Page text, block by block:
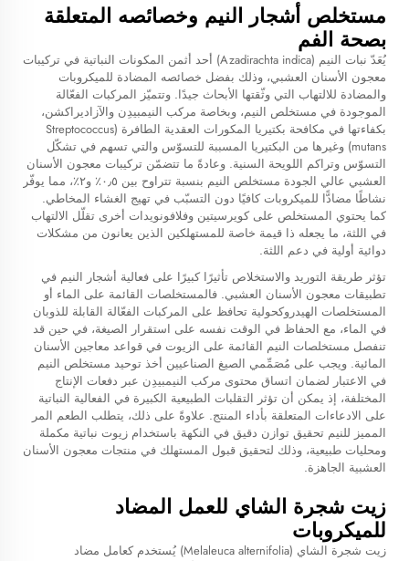
مستخلص أشجار النيم وخصائصه المتعلقة
بصحة الفم
يُعَدّ نبات النيم (Azadirachta indica) أحد أثمن المكونات النباتية في تركيبات
معجون الأسنان العشبي، وذلك بفضل خصائصه المضادة للميكروبات
والمضادة للالتهاب التي وثّقتها الأبحاث جيدًا. وتتميّز المركبات الفعّالة
الموجودة في مستخلص النيم، وبخاصة مركب النيمبيدِن والآزاديراكشن،
بكفاءتها في مكافحة بكتيريا المكورات العقدية الطافرة (Streptococcus
mutans) وغيرها من البكتيريا المسببة للتسوّس والتي تسهم في تشكّل
التسوّس وتراكم اللويحة السنية. وعادةً ما تتضمّن تركيبات معجون الأسنان
العشبي عالي الجودة مستخلص النيم بنسبة تتراوح بين ٠٫٥٪ و٢٪، مما يوفّر
نشاطًا مضادًّا للميكروبات كافيًا دون التسبّب في تهيج الغشاء المخاطي.
كما يحتوي المستخلص على كويرسيتين وفلافونويدات أخرى تقلّل الالتهاب
في اللثة، ما يجعله ذا قيمة خاصة للمستهلكين الذين يعانون من مشكلات
دوائية أولية في دعم اللثة.
تؤثر طريقة التوريد والاستخلاص تأثيرًا كبيرًا على فعالية أشجار النيم في
تطبيقات معجون الأسنان العشبي. فالمستخلصات القائمة على الماء أو
المستخلصات الهيدروكحولية تحافظ على المركبات الفعّالة القابلة للذوبان
في الماء، مع الحفاظ في الوقت نفسه على استقرار الصيغة، في حين قد
تنفصل مستخلصات النيم القائمة على الزيوت في قواعد معاجين الأسنان
المائية. ويجب على مُصَمِّمي الصيغ الصناعيين أخذ توحيد مستخلص النيم
في الاعتبار لضمان اتساق محتوى مركب النيمبيدِن عبر دفعات الإنتاج
المختلفة، إذ يمكن أن تؤثر التقلبات الطبيعية الكبيرة في الفعالية النباتية
على الادعاءات المتعلقة بأداء المنتج. علاوةً على ذلك، يتطلب الطعم المر
المميز للنيم تحقيق توازن دقيق في النكهة باستخدام زيوت نباتية مكملة
ومحليات طبيعية، وذلك لتحقيق قبول المستهلك في منتجات معجون الأسنان
العشبية الجاهزة.
زيت شجرة الشاي للعمل المضاد
للميكروبات
زيت شجرة الشاي (Melaleuca alternifolia) يُستخدم كعامل مضاد